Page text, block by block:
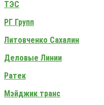
ТЭС
РГ Групп
Литовченко Сахалин
Деловые Линии
Ратек
Мэйджик транс